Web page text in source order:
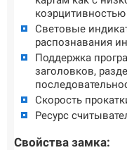
коэрцитивностью
Световые
распознавания
Поддержка
заголовков,
Скорость
Ресурс
Свойства замка: